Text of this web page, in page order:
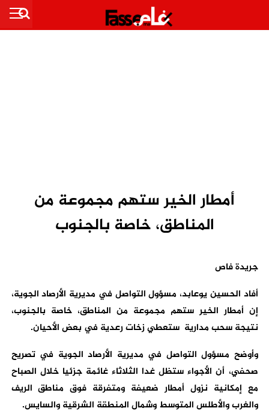
أمطار الخير ستهم مجموعة من
المناطق، خاصة بالجنوب
جريدة فاص
أفاد الحسين يوعابد، مسؤول التواصل في مديرية الأرصاد الجوية،
إن أمطار الخير ستهم مجموعة من المناطق، خاصة بالجنوب،
نتيجة سحب مدارية ستعطي زخات رعدية في بعض الأحيان.
وأوضح مسؤول التواصل في مديرية الأرصاد الجوية في تصريح
صحفي، أن الأجواء ستظل غدا الثلاثاء غائمة جزئيا خلال الصباح
مع إمكانية نزول أمطار ضعيفة ومتفرقة فوق مناطق الريف
والغرب والأطلس المتوسط وشمال المنطقة الشرقية والسايس.